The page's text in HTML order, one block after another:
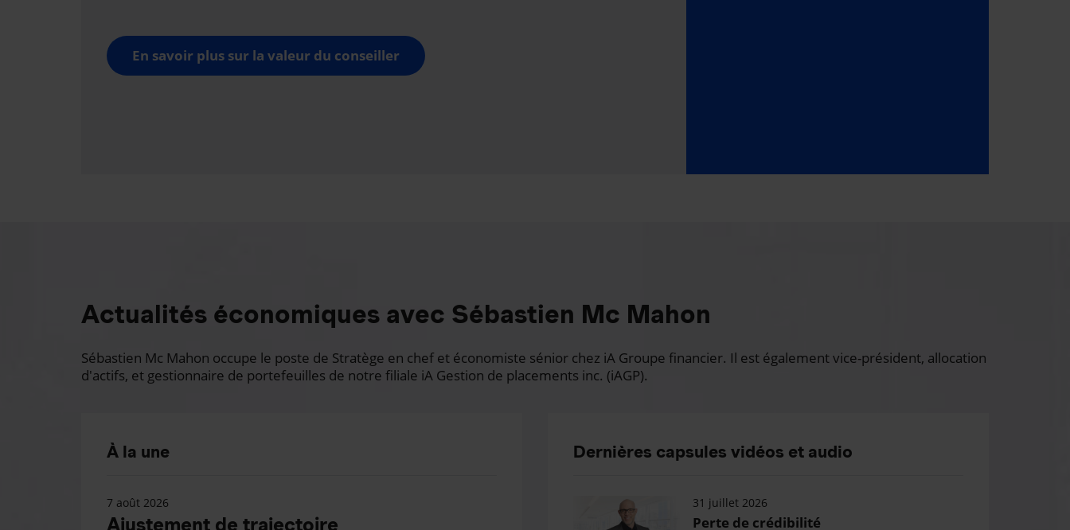
En savoir plus sur la valeur du conseiller
Actualités économiques avec Sébastien Mc Mahon
Sébastien Mc Mahon occupe le poste de Stratège en chef et économiste sénior chez iA Groupe financier. Il est également vice-président, allocation
d'actifs, et gestionnaire de portefeuilles de notre filiale iA Gestion de placements inc. (iAGP).
À la une
7 août 2026
Ajustement de trajectoire
Dernières capsules vidéos et audio
31 juillet 2026
Perte de crédibilité